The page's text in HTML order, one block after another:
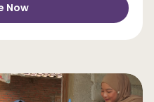
Now